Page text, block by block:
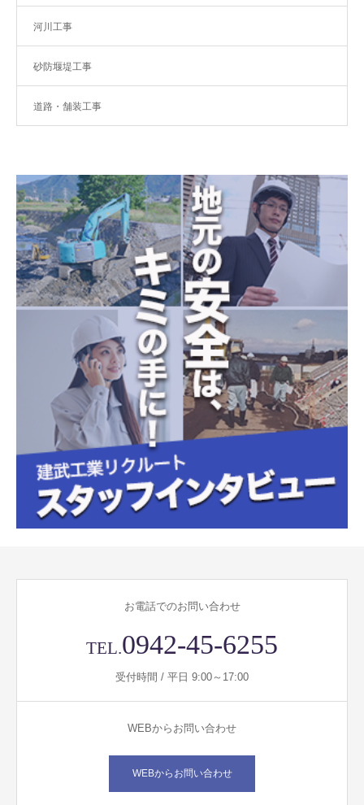
河川工事
砂防堰堤工事
道路・舗装工事
お電話でのお問い合わせ
TEL.0942-45-6255
受付時間 / 平日 9:00～17:00
WEBからお問い合わせ
WEBからお問い合わせ